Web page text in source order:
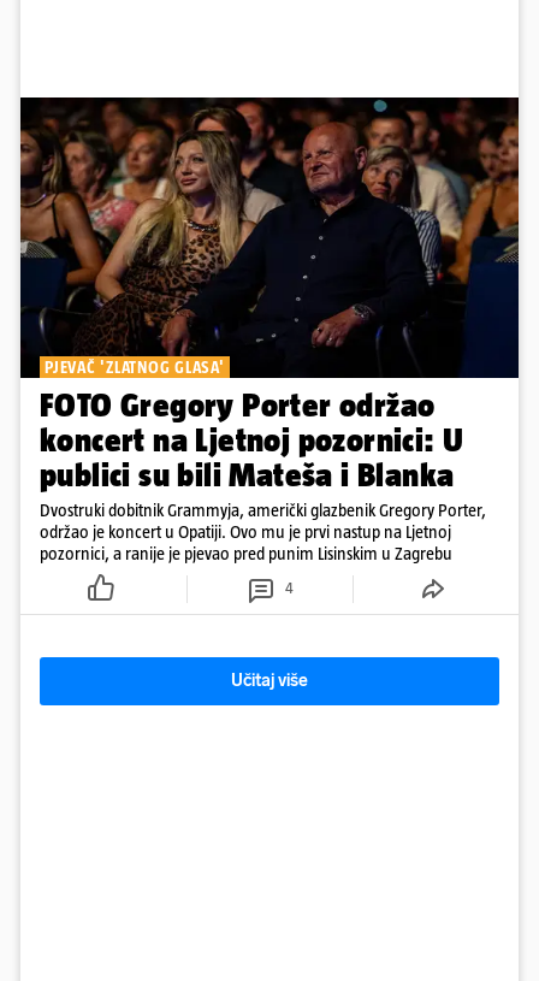
PJEVAČ 'ZLATNOG GLASA'
FOTO Gregory Porter održao
koncert na Ljetnoj pozornici: U
publici su bili Mateša i Blanka
Dvostruki dobitnik Grammyja, američki glazbenik Gregory Porter,
održao je koncert u Opatiji. Ovo mu je prvi nastup na Ljetnoj
pozornici, a ranije je pjevao pred punim Lisinskim u Zagrebu
4
Učitaj više